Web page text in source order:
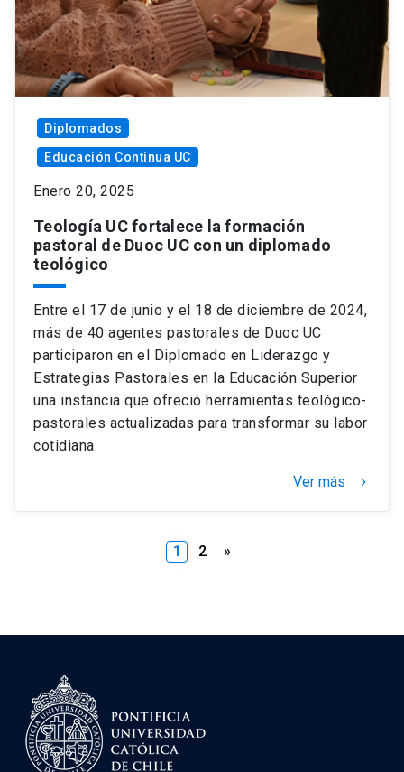
Diplomados
Educación Continua UC
Enero 20, 2025
Teología UC fortalece la formación
pastoral de Duoc UC con un diplomado
teológico
Entre el 17 de junio y el 18 de diciembre de 2024,
más de 40 agentes pastorales de Duoc UC
participaron en el Diplomado en Liderazgo y
Estrategias Pastorales en la Educación Superior
una instancia que ofreció herramientas teológico-
pastorales actualizadas para transformar su labor
cotidiana.
Ver más keyboard_arrow_right
Paginación
1 2 »